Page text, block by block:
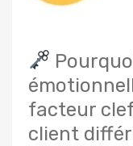
facteur
client